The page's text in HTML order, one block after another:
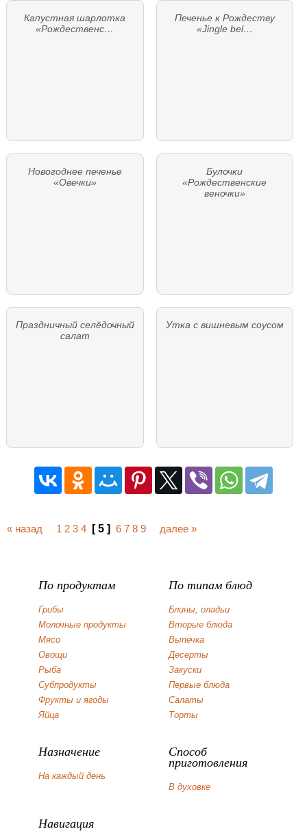
Капустная шарлотка
«Рождественс…
Печенье к Рождеству
«Jingle bel…
Новогоднее печенье
«Овечки»
Булочки
«Рождественские
веночки»
Праздничный селёдочный
салат
Утка с вишневым соусом
« назад 1 2 3 4 [ 5 ] 6 7 8 9 далее »
По продуктам
Грибы
Молочные продукты
Мясо
Овощи
Рыба
Субпродукты
Фрукты и ягоды
Яйца
По типам блюд
Блины, оладьи
Вторые блюда
Выпечка
Десерты
Закуски
Первые блюда
Салаты
Торты
Назначение
На каждый день
Способ
приготовления
В духовке
Навигация